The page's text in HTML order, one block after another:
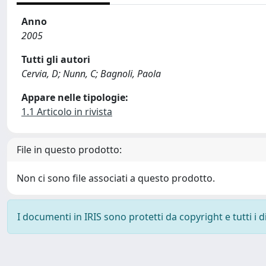
Anno
2005
Tutti gli autori
Cervia, D; Nunn, C; Bagnoli, Paola
Appare nelle tipologie:
1.1 Articolo in rivista
File in questo prodotto:
Non ci sono file associati a questo prodotto.
I documenti in IRIS sono protetti da copyright e tutti i